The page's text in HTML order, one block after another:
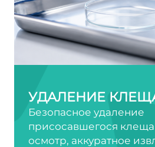
УДАЛЕНИЕ
Безопасное удаление
присосавшегося
осмотр, аккуратное